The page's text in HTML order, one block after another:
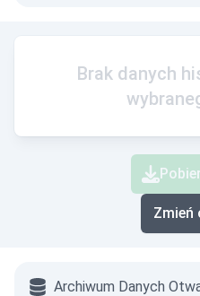
Brak danych
Zmień
Archiwum Danych